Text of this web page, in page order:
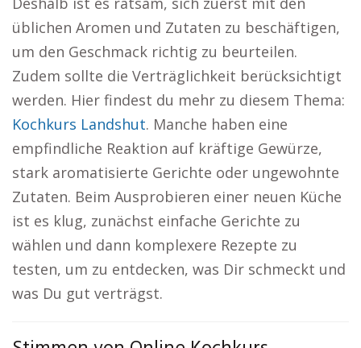
üblichen Aromen und Zutaten zu beschäftigen,
um den Geschmack richtig zu beurteilen.
Zudem sollte die Verträglichkeit berücksichtigt
werden. Hier findest du mehr zu diesem Thema:
Kochkurs Landshut. Manche haben eine
empfindliche Reaktion auf kräftige Gewürze,
stark aromatisierte Gerichte oder ungewohnte
Zutaten. Beim Ausprobieren einer neuen Küche
ist es klug, zunächst einfache Gerichte zu
wählen und dann komplexere Rezepte zu
testen, um zu entdecken, was Dir schmeckt und
was Du gut verträgst.